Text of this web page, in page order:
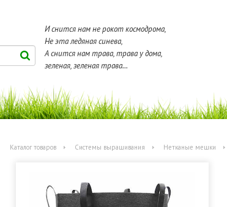
И снится нам не рокот космодрома,
Не эта ледяная синева,
А снится нам трава, трава у дома,
зеленая, зеленая трава...
Каталог товаров Системы выращивания Нетканые мешки